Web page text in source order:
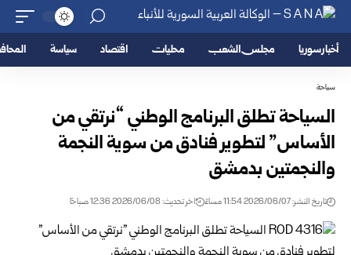
أخبار سوريا مجلس الشعب محليات اقتصاد سياسة
سياحة
السياحة تطلق البرنامج الوطني “نرتقي من
الأساس” لتطوير فنادق من سوية النجمة
والنجمتين بدمشق
تاريخ النشر: 2026/06/07 11:54 مساءً اخر تحديث: 2026/06/08 12:36 صباحًا